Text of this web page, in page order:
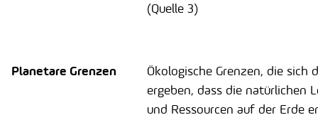
(Quelle 3)
Planetare Grenzen
Ökologische Grenzen, die sich
ergeben, dass die natürlichen
und Ressourcen auf der Erde